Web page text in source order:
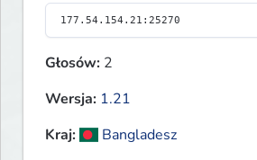
Głosów: 2
Wersja: 1.21
Kraj:
Bangladesz